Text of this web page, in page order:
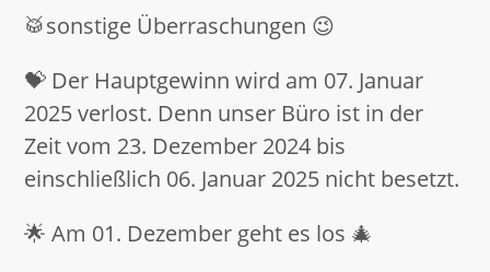
🥁sonstige Überraschungen 😉
💝 Der Hauptgewinn wird am 07. Januar
2025 verlost. Denn unser Büro ist in der
Zeit vom 23. Dezember 2024 bis
einschließlich 06. Januar 2025 nicht besetzt.
🌟 Am 01. Dezember geht es los 🎄